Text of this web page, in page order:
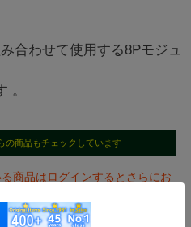
合わせて使用する8Pモジュ
。
の商品もチェックしています
商品はログインするとさらにお